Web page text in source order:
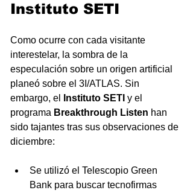
Instituto SETI
Como ocurre con cada visitante
interestelar, la sombra de la
especulación sobre un origen artificial
planeó sobre el 3I/ATLAS. Sin
embargo, el
Instituto SETI y el
programa Breakthrough Listen han
sido tajantes tras sus observaciones de
diciembre:
Se utilizó el Telescopio Green
Bank para buscar tecnofirmas